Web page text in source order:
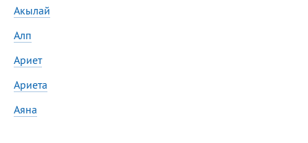
Акылай
Алп
Ариет
Ариета
Аяна